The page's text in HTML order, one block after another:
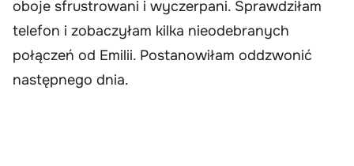
oboje sfrustrowani i wyczerpani. Sprawdziłam
telefon i zobaczyłam kilka nieodebranych
połączeń od Emilii. Postanowiłam oddzwonić
następnego dnia.